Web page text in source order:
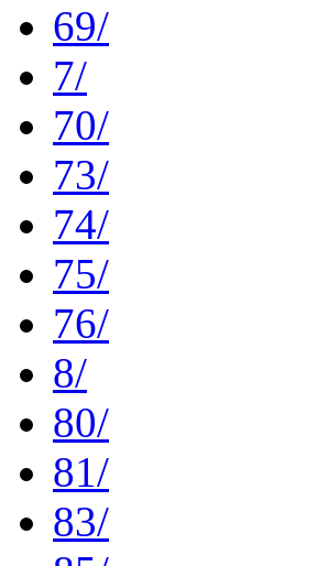
69/
7/
70/
73/
74/
75/
76/
8/
80/
81/
83/